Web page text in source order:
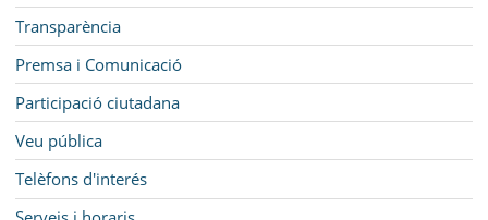
Transparència
Premsa i Comunicació
Participació ciutadana
Veu pública
Telèfons d'interés